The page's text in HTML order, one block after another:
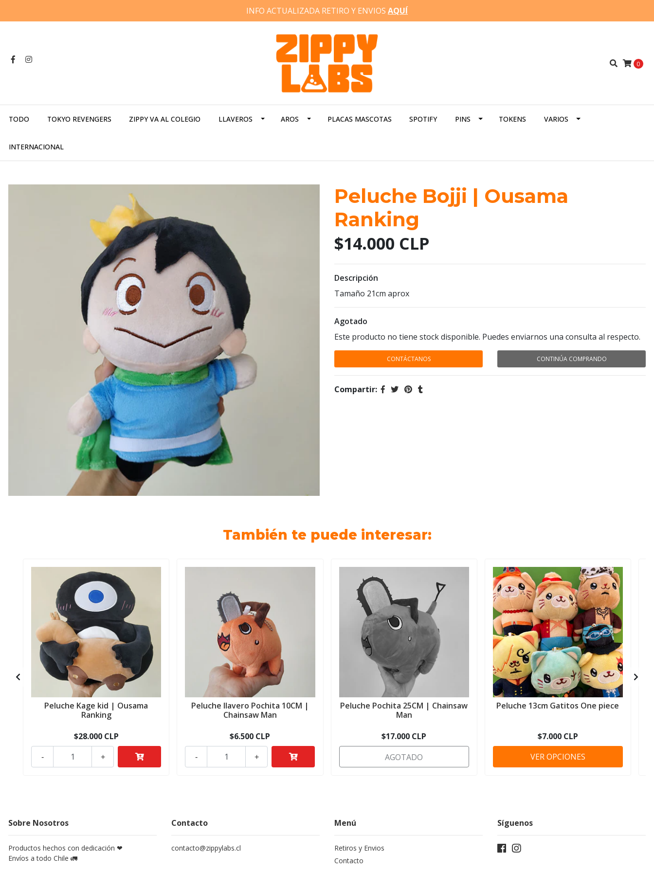
INFO ACTUALIZADA RETIRO Y ENVIOS AQUÍ
0
TODO TOKYO REVENGERS ZIPPY VA AL COLEGIO LLAVEROS AROS PLACAS MASCOTAS SPOTIFY PINS TOKENS VARIOS
INTERNACIONAL
Peluche Bojji | Ousama
Ranking
$14.000 CLP
Descripción
Tamaño 21cm aprox
Agotado
Este producto no tiene stock disponible. Puedes enviarnos una consulta al respecto.
CONTÁCTANOS CONTINÚA COMPRANDO
Compartir:
También te puede interesar:
Peluche Kage kid | Ousama
Ranking
$28.000 CLP
+
-
Peluche llavero Pochita 10CM |
Chainsaw Man
$6.500 CLP
+
-
Peluche Pochita 25CM | Chainsaw
Man
$17.000 CLP
AGOTADO
Peluche 13cm Gatitos One piece
$7.000 CLP
VER OPCIONES
Sobre Nosotros
Productos hechos con dedicación ❤
Envíos a todo Chile 🚛
Contacto
contacto@zippylabs.cl
Menú
Retiros y Envios
Contacto
Síguenos